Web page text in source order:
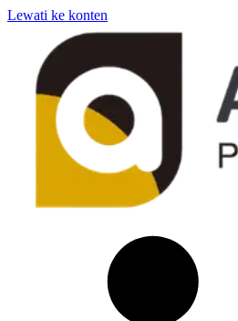
Lewati ke konten